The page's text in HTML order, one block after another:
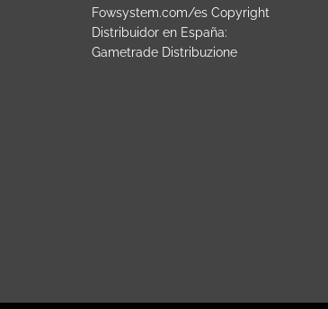
Fowsystem.com/es Copyright
Distribuidor en España:
Gametrade Distribuzione